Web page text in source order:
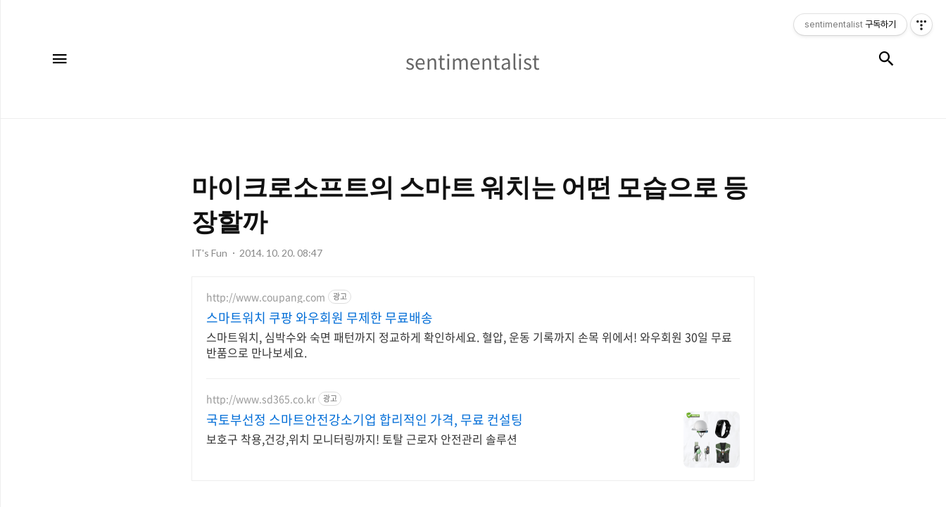
sentimentalist
마이크로소프트의 스마트 워치는 어떤 모습으로 등
장할까
IT's Fun 2014. 10. 20. 08:47
http://www.coupang.com 광고
스마트워치 쿠팡 와우회원 무제한 무료배송
스마트워치, 심박수와 숙면 패턴까지 정교하게 확인하세요. 혈압, 운동 기록까지 손목 위에서! 와우회원 30일 무료
반품으로 만나보세요.
http://www.sd365.co.kr 광고
국토부선정 스마트안전강소기업 합리적인 가격, 무료 컨설팅
보호구 착용,건강,위치 모니터링까지! 토탈 근로자 안전관리 솔루션
sentimentalist 구독하기